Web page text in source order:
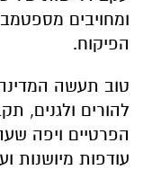
ומחויבים
הפיקוח.
טוב תעשה
להורים ולגנים,
הפרטיים ויפה
עודפות מיושנות